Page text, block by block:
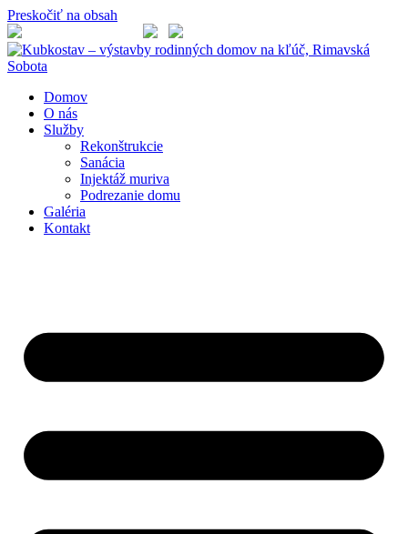
Preskočiť na obsah
Domov
O nás
Služby
Rekonštrukcie
Sanácia
Injektáž muriva
Podrezanie domu
Galéria
Kontakt